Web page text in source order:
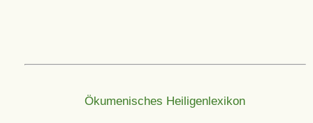
Ökumenisches Heiligenlexikon